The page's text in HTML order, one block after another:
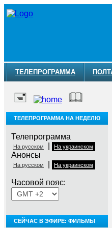
ТЕЛЕПРОГРАММА
ТЕЛЕПРОГРАММА НА НЕДЕЛЮ
Телепрограмма
На русском На украинском
Анонсы
На русском На украинском
Часовой пояс:
СЕЙЧАС В ЭФИРЕ: ФИЛЬМЫ